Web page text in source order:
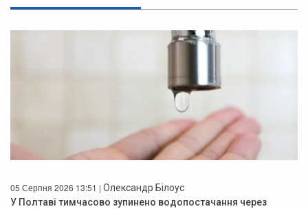
05 Серпня 2026 13:51 | Олександр Білоус
У Полтаві тимчасово зупинено водопостачання через